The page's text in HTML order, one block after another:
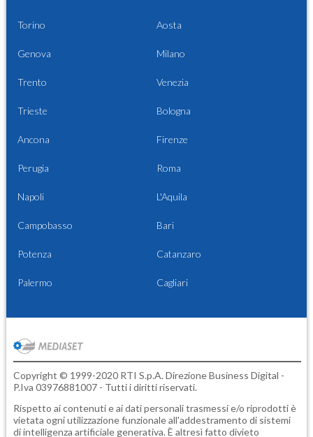
Torino Aosta
Genova Milano
Trento Venezia
Trieste Bologna
Ancona Firenze
Perugia Roma
Napoli L'Aquila
Campobasso Bari
Potenza Catanzaro
Palermo Cagliari
Copyright © 1999-2020 RTI S.p.A. Direzione Business Digital -
P.Iva 03976881007 - Tutti i diritti riservati.
Rispetto ai contenuti e ai dati personali trasmessi e/o riprodotti è
vietata ogni utilizzazione funzionale all'addestramento di sistemi
di intelligenza artificiale generativa. È altresì fatto divieto